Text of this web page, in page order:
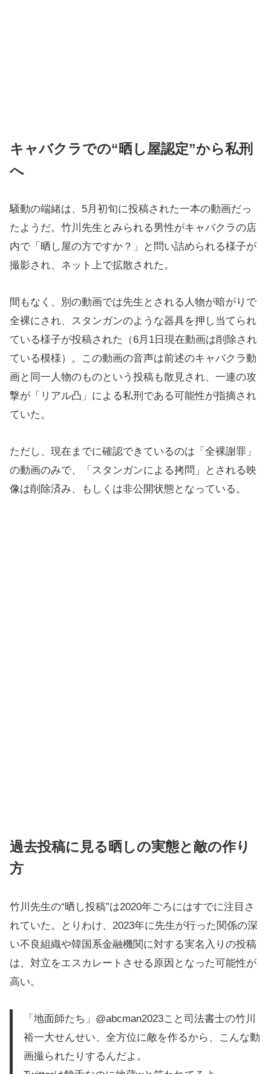
キャバクラでの“晒し屋認定”から私刑
へ
騒動の端緒は、5月初旬に投稿された一本の動画だっ
たようだ。竹川先生とみられる男性がキャバクラの店
内で「晒し屋の方ですか？」と問い詰められる様子が
撮影され、ネット上で拡散された。
間もなく、別の動画では先生とされる人物が暗がりで
全裸にされ、スタンガンのような器具を押し当てられ
ている様子が投稿された（6月1日現在動画は削除され
ている模様）。この動画の音声は前述のキャバクラ動
画と同一人物のものという投稿も散見され、一連の攻
撃が「リアル凸」による私刑である可能性が指摘され
ていた。
ただし、現在までに確認できているのは「全裸謝罪」
の動画のみで、「スタンガンによる拷問」とされる映
像は削除済み、もしくは非公開状態となっている。
過去投稿に見る晒しの実態と敵の作り
方
竹川先生の“晒し投稿”は2020年ごろにはすでに注目さ
れていた。とりわけ、2023年に先生が行った関係の深
い不良組織や韓国系金融機関に対する実名入りの投稿
は、対立をエスカレートさせる原因となった可能性が
高い。
「地面師たち」@abcman2023こと司法書士の竹川
裕一大せんせい、全方位に敵を作るから、こんな動
画撮られたりするんだよ。